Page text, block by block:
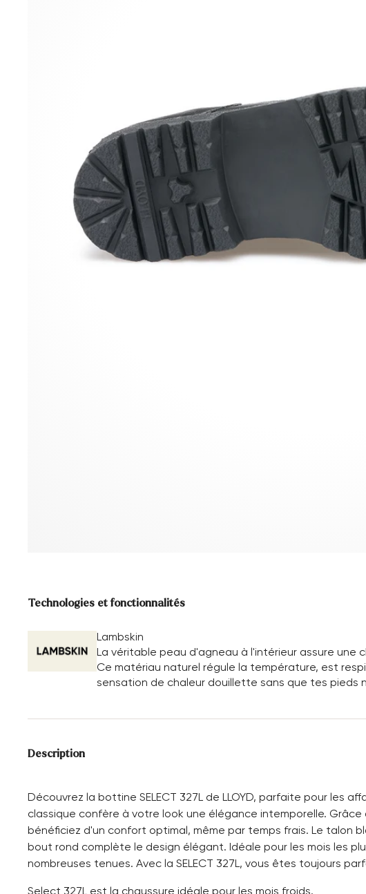
Technologies et fonctionnalités
Lambskin
La véritable peau d'agneau à l'intérieur assure une
Ce matériau naturel régule la température, est
sensation de chaleur douillette sans que tes pieds
Description
Découvrez la bottine SELECT 327L de LLOYD, parfaite pour les
classique confère à votre look une élégance intemporelle.
bénéficiez d'un confort optimal, même par temps frais. Le talon
bout rond complète le design élégant. Idéale pour les mois les
nombreuses tenues. Avec la SELECT 327L, vous êtes toujours
Select 327L est la chaussure idéale pour les mois froids.